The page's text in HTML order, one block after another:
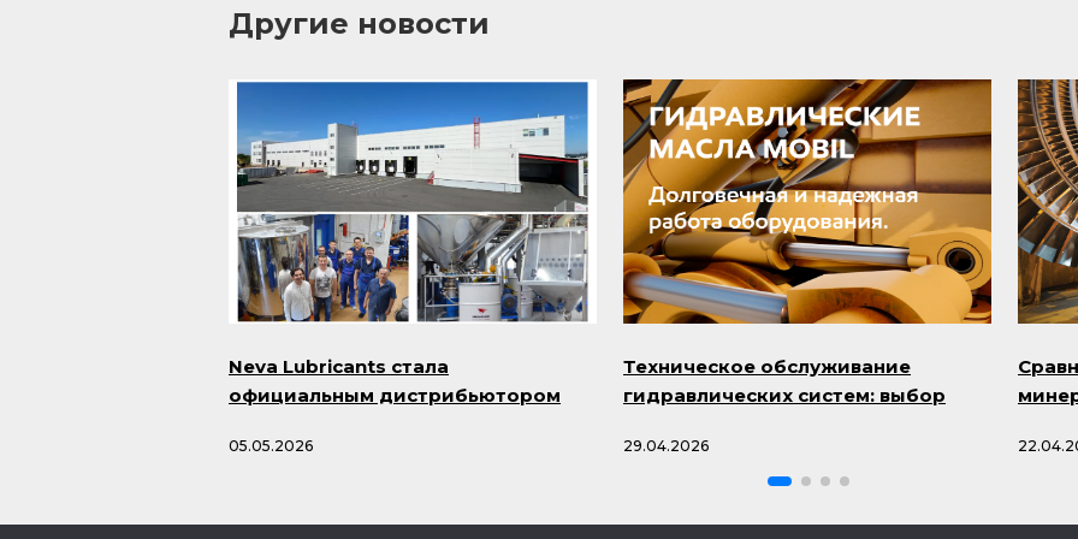
Другие новости
Neva Lubricants стала
официальным дистрибьютором
05.05.2026
Техническое обслуживание
гидравлических систем: выбор
29.04.2026